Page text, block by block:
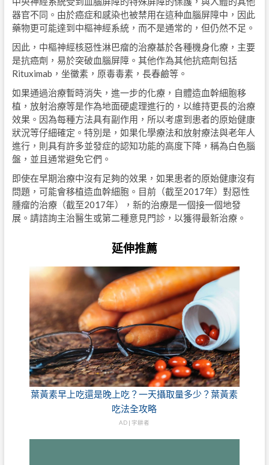
器官不同。由於癌症和感染也被禁用在這种血腦屏障中，因此
藥物更可能達到中樞神經系統，而不是通常的，但仍然不足。
因此，中樞神經核惡性淋巴瘤的治療基於各種機身化療，主要
是抗癌劑，易於突破血腦屏障。其他作為其他抗癌劑包括
Rituximab，坐黴素，原毒毒素，長春鹼等。
如果通過治療暫時消失，進一步的化療，自體造血幹細胞移
植，放射治療等是作為地面硬處理進行的，以維持更長的治療
效果。因為每種方法具有副作用，所以考慮到患者的原始健康
狀況等仔細確定。特別是，如果化學療法和放射療法與老年人
進行，則具有許多並發症的認知功能的高度下降，稱為白色腦
盤，並且通常避免它們。
即使在早期治療中沒有足夠的效果，如果患者的原始健康沒有
問題，可能會移植造血幹細胞。目前（截至2017年）對惡性
腫瘤的治療（截至2017年），新的治療是一個接一個地發
展。請諮詢主治醫生或第二種意見門診，以獲得最新治療。
延伸推薦
葉黃素早上吃還是晚上吃？一天攝取量多少？葉黃素
吃法全攻略
AD | 字耕者